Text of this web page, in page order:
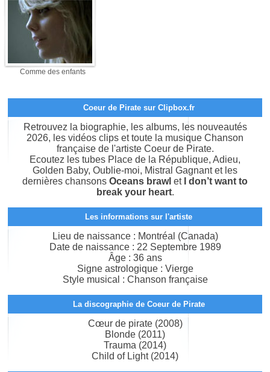
Comme des enfants
Coeur de Pirate sur Clipbox.fr
Retrouvez la biographie, les albums, les nouveautés
2026, les vidéos clips et toute la musique Chanson
française de l'artiste Coeur de Pirate.
Ecoutez les tubes Place de la République, Adieu,
Golden Baby, Oublie-moi, Mistral Gagnant et les
dernières chansons Oceans brawl et
I don’t want to
break your heart.
Les informations sur l'artiste
Lieu de naissance : Montréal (Canada)
Date de naissance : 22 Septembre 1989
Âge : 36 ans
Signe astrologique : Vierge
Style musical : Chanson française
La discographie de Coeur de Pirate
Cœur de pirate (2008)
Blonde (2011)
Trauma (2014)
Child of Light (2014)